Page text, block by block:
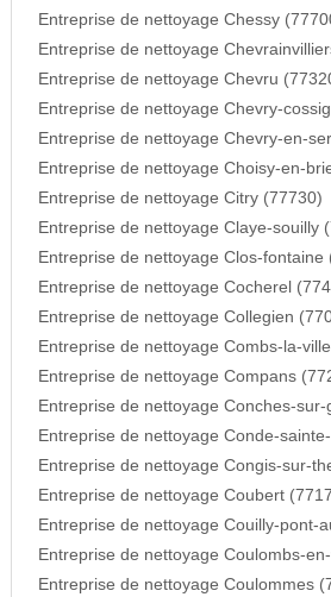
Entreprise de nettoyage Chessy
Entreprise de nettoyage
Entreprise de nettoyage Chevru
Entreprise de nettoyage Chevry-
Entreprise de nettoyage Chevry-en-
Entreprise de nettoyage Choisy-en-
Entreprise de nettoyage Citry (77730)
Entreprise de nettoyage Claye-souilly
Entreprise de nettoyage Clos-fontaine
Entreprise de nettoyage Cocherel
Entreprise de nettoyage Collegien
Entreprise de nettoyage Combs-la-
Entreprise de nettoyage Compans
Entreprise de nettoyage Conches-
Entreprise de nettoyage Conde-
Entreprise de nettoyage Congis-sur-
Entreprise de nettoyage Coubert
Entreprise de nettoyage Couilly-pont-
Entreprise de nettoyage Coulombs-
Entreprise de nettoyage Coulommes